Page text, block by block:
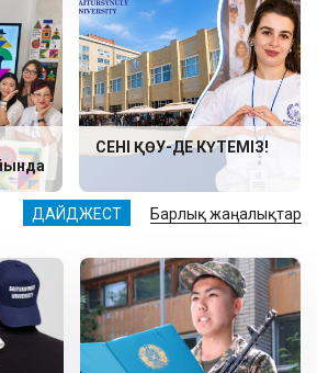
ДАЙДЖЕСТ Барлық жаңалықтар
СЕНІ ҚӨУ-ДЕ КҮТЕМІЗ!